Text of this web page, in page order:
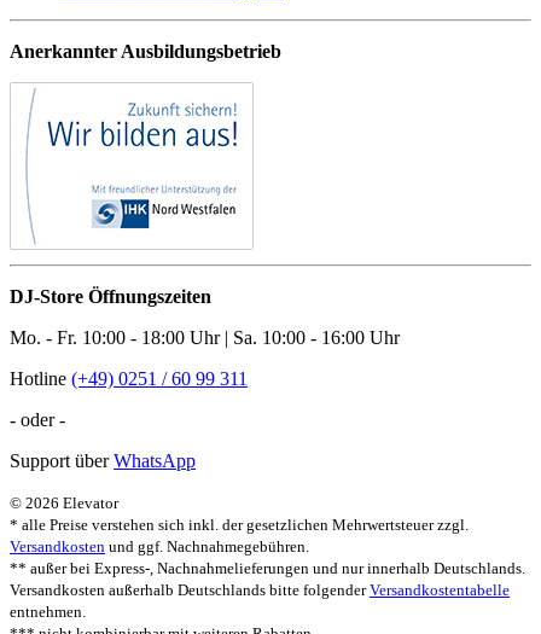
Anerkannter Ausbildungsbetrieb
DJ-Store Öffnungszeiten
Mo. - Fr. 10:00 - 18:00 Uhr | Sa. 10:00 - 16:00 Uhr
Hotline (+49) 0251 / 60 99 311
- oder -
Support überWhatsApp
© 2026 Elevator
* alle Preise verstehen sich inkl. der gesetzlichen Mehrwertsteuer zzgl.
Versandkosten und ggf. Nachnahmegebühren.
** außer bei Express-, Nachnahmelieferungen und nur innerhalb Deutschlands.
Versandkosten außerhalb Deutschlands bitte folgenderVersandkostentabelle
entnehmen.